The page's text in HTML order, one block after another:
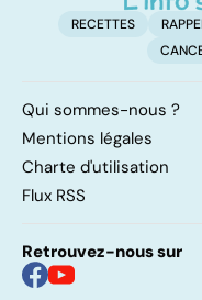
RECETTES
Qui sommes-nous ?
Mentions légales
Charte d'utilisation
Flux RSS
Retrouvez-nous sur